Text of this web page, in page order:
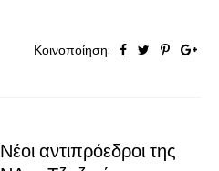
Κοινοποίηση:
Νέοι αντιπρόεδροι της